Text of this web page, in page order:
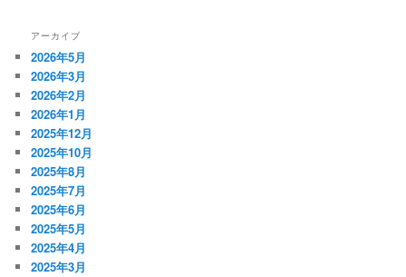
アーカイブ
2026年5月
2026年3月
2026年2月
2026年1月
2025年12月
2025年10月
2025年8月
2025年7月
2025年6月
2025年5月
2025年4月
2025年3月